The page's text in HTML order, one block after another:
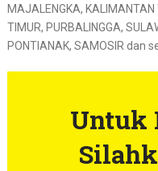
MAJALENGKA,
TIMUR, PURBALINGGA,
PONTIANAK, SAMOSIR dan
Untuk